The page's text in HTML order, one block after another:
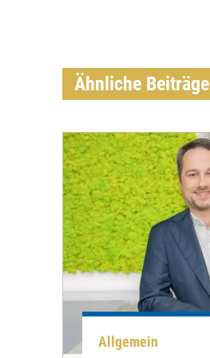
Ähnliche Beiträge
Allgemein